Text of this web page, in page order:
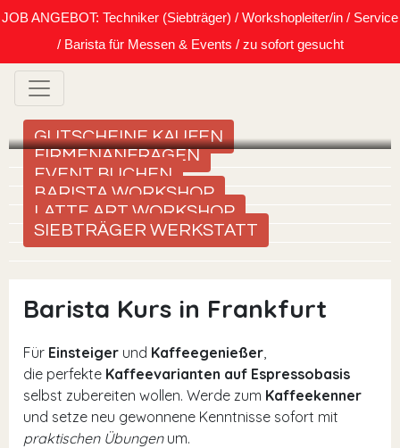
JOB ANGEBOT: Techniker (Siebträger) / Workshopleiter/in / Service
/ Barista für Messen & Events / zu sofort gesucht
GUTSCHEINE KAUFEN
FIRMENANFRAGEN
EVENT BUCHEN
BARISTA WORKSHOP
LATTE ART WORKSHOP
SIEBTRÄGER WERKSTATT
Barista Kurs in Frankfurt
Für Einsteiger und Kaffeegenießer,
die perfekte Kaffeevarianten auf Espressobasis
selbst zubereiten wollen. Werde zum Kaffeekenner
und setze neu gewonnene Kenntnisse sofort mit
praktischen Übungenum.